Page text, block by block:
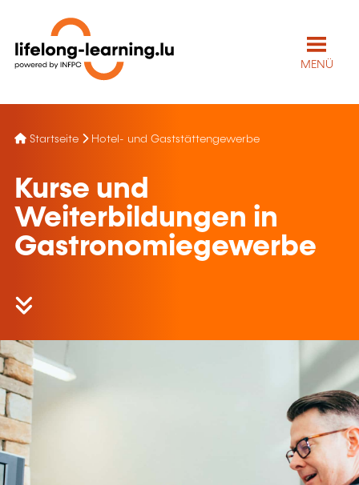
MENÜ
Startseite Hotel- und Gaststättengewerbe
Kurse und
Weiterbildungen in
Gastronomiegewerbe